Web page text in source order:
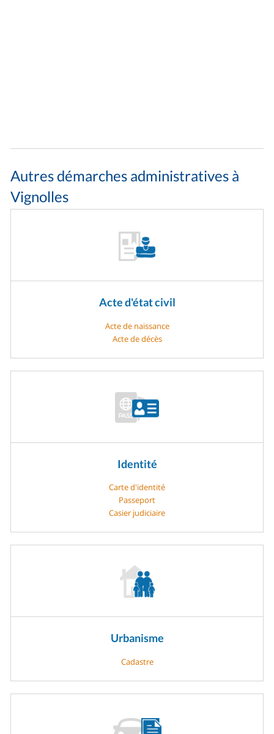
Autres démarches administratives à
Vignolles
Acte d'état civil
Acte de naissance
Acte de décès
Identité
Carte d'identité
Passeport
Casier judiciaire
Urbanisme
Cadastre